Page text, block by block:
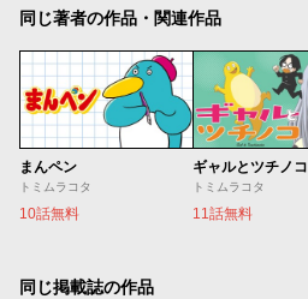
同じ著者の作品・関連作品
まんペン
トミムラコタ
10話無料
ギャルとツチノコ
トミムラコタ
11話無料
同じ掲載誌の作品